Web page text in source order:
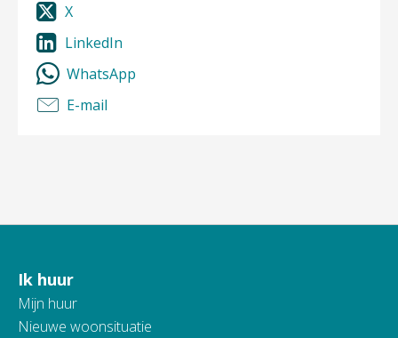
X
LinkedIn
WhatsApp
E-mail
Contactinformatie
Ik huur
Mijn huur
Nieuwe woonsituatie